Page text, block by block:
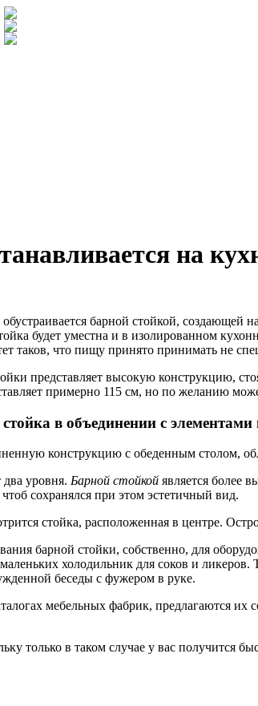
на
барной стойкой,
будет уместна и в изолированном
таков, что пищу принято принимать не
представляет высокую конструкцию,
примерно 115 см, но по желанию
в объединении с элементами
конструкцию с обеденным столом,
уровня. Барной стойкой является более
сохранялся при этом эстетичный вид.
стойка, расположенная в центре.
барной стойки, собственно, для
холодильник для соков и
беседы с фужером в руке.
мебельных фабрик, предлагаются их
только в таком случае у вас получится